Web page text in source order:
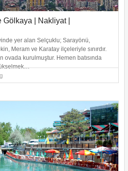
| Nakliyat |
yer alan Selçuklu; Sarayönü,
Meram ve Karatay ilçeleriyle sınırdır.
ovada kurulmuştur. Hemen batısında